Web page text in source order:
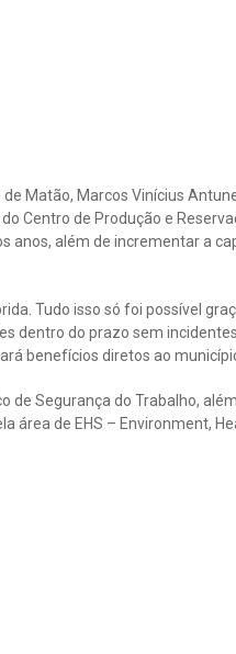
Matão, Marcos Vinícius
Centro de Produção e
além de incrementar a
Tudo isso só foi possível
dentro do prazo sem
benefícios diretos ao
Segurança do Trabalho,
área de EHS – Environment,